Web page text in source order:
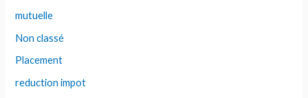
mutuelle
Non classé
Placement
reduction impot